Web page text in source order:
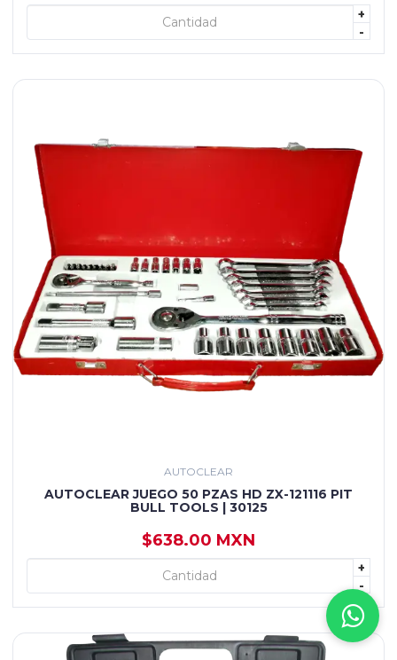
+
-
+ AGREGAR
AUTOCLEAR
AUTOCLEAR JUEGO 50 PZAS HD ZX-121116 PIT
BULL TOOLS | 30125
$638.00 MXN
+
-
+ AGREGAR